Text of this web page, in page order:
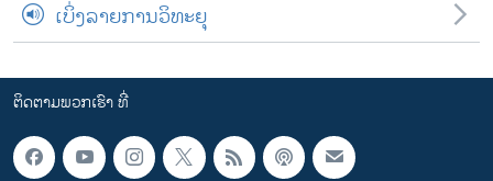
ເບິ່ງລາຍການວິທະຍຸ
ຕິດຕາມພວກເຮົາ ທີ່